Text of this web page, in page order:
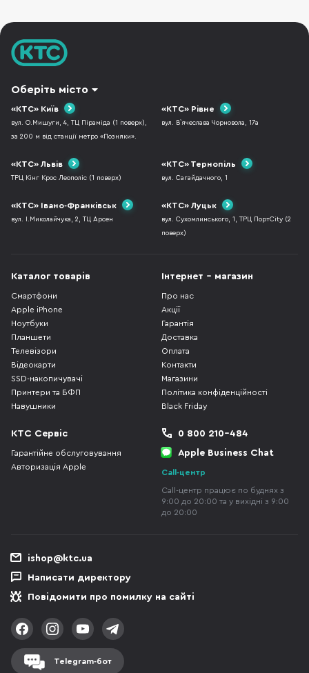
Оберіть місто
«КТС» Київ
вул. О.Мишуги, 4, ТЦ Піраміда (1 поверх),
за 200 м від станції метро «Позняки».
«КТС» Рівне
вул. В`ячеслава Чорновола, 17а
«КТС» Львів
ТРЦ Кінг Крос Леополіс (1 поверх)
«КТС» Тернопіль
вул. Сагайдачного, 1
«КТС» Івано-Франківськ
вул. І.Миколайчука, 2, ТЦ Арсен
«КТС» Луцьк
вул. Сухомлинського, 1, ТРЦ ПортCity (2
поверх)
Каталог товарів
Смартфони
Apple iPhone
Ноутбуки
Планшети
Телевізори
Відеокарти
SSD-накопичувачі
Принтери та БФП
Навушники
Інтернет - магазин
Про нас
Акції
Гарантія
Доставка
Оплата
Контакти
Магазини
Політика конфіденційності
Black Friday
КТС Сервіс
Гарантійне обслуговування
Авторизація Apple
0 800 210-484
Apple Business Chat
Call-центр
Call-центр працює по буднях з
9:00 до 20:00 та у вихідні з 9:00
до 20:00
ishop@ktc.ua
Написати директору
Повідомити про помилку на сайті
Telegram-бот